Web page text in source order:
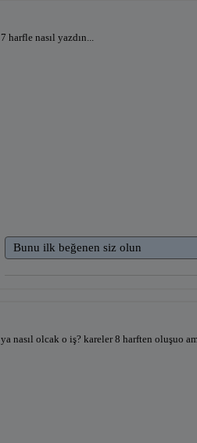
7 harfle nasıl yazdın...
Bunu ilk beğenen siz olun
ya nasıl olcak o iş? kareler 8 harften oluşuo